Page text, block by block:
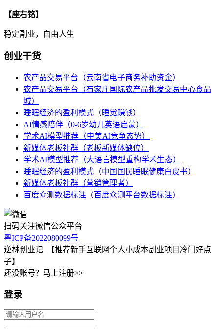
【座右铭】
稳定副业，自由人生
创业干货
农产品交易平台（云南省电子商务补助资金）
农产品交易平台（石家庄国际农产品批发交易中心食品
城）
睡眠经济的盈利模式（睡觉赚钱）
AI情感陪伴（0-6岁幼儿英语启蒙）
学术AI模型推荐（中美AI竞争态势）
新媒体老板社群（老板新媒体缺位）
学术AI模型推荐（大语言模型重构学术生态）
睡眠经济的盈利模式（中国国民睡眠健康白皮书）
新媒体老板社群（营销管理者）
百度众测数据标注（百度众测平台数据标注）
扫码关注微信公众平台
粤ICP备2022080099号
逆林创业记_【推荐新手互联网个人小成本副业项目冷门好点
子】
还没账号？马上注册>>
登录